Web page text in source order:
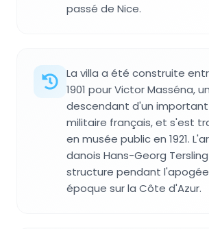
passé de Nice.
La villa a été construite
1901 pour Victor Masséna, un
descendant d'un
militaire français, et s'est
en musée public en 1921.
danois Hans-Georg
structure pendant
époque sur la Côte d'Azur.